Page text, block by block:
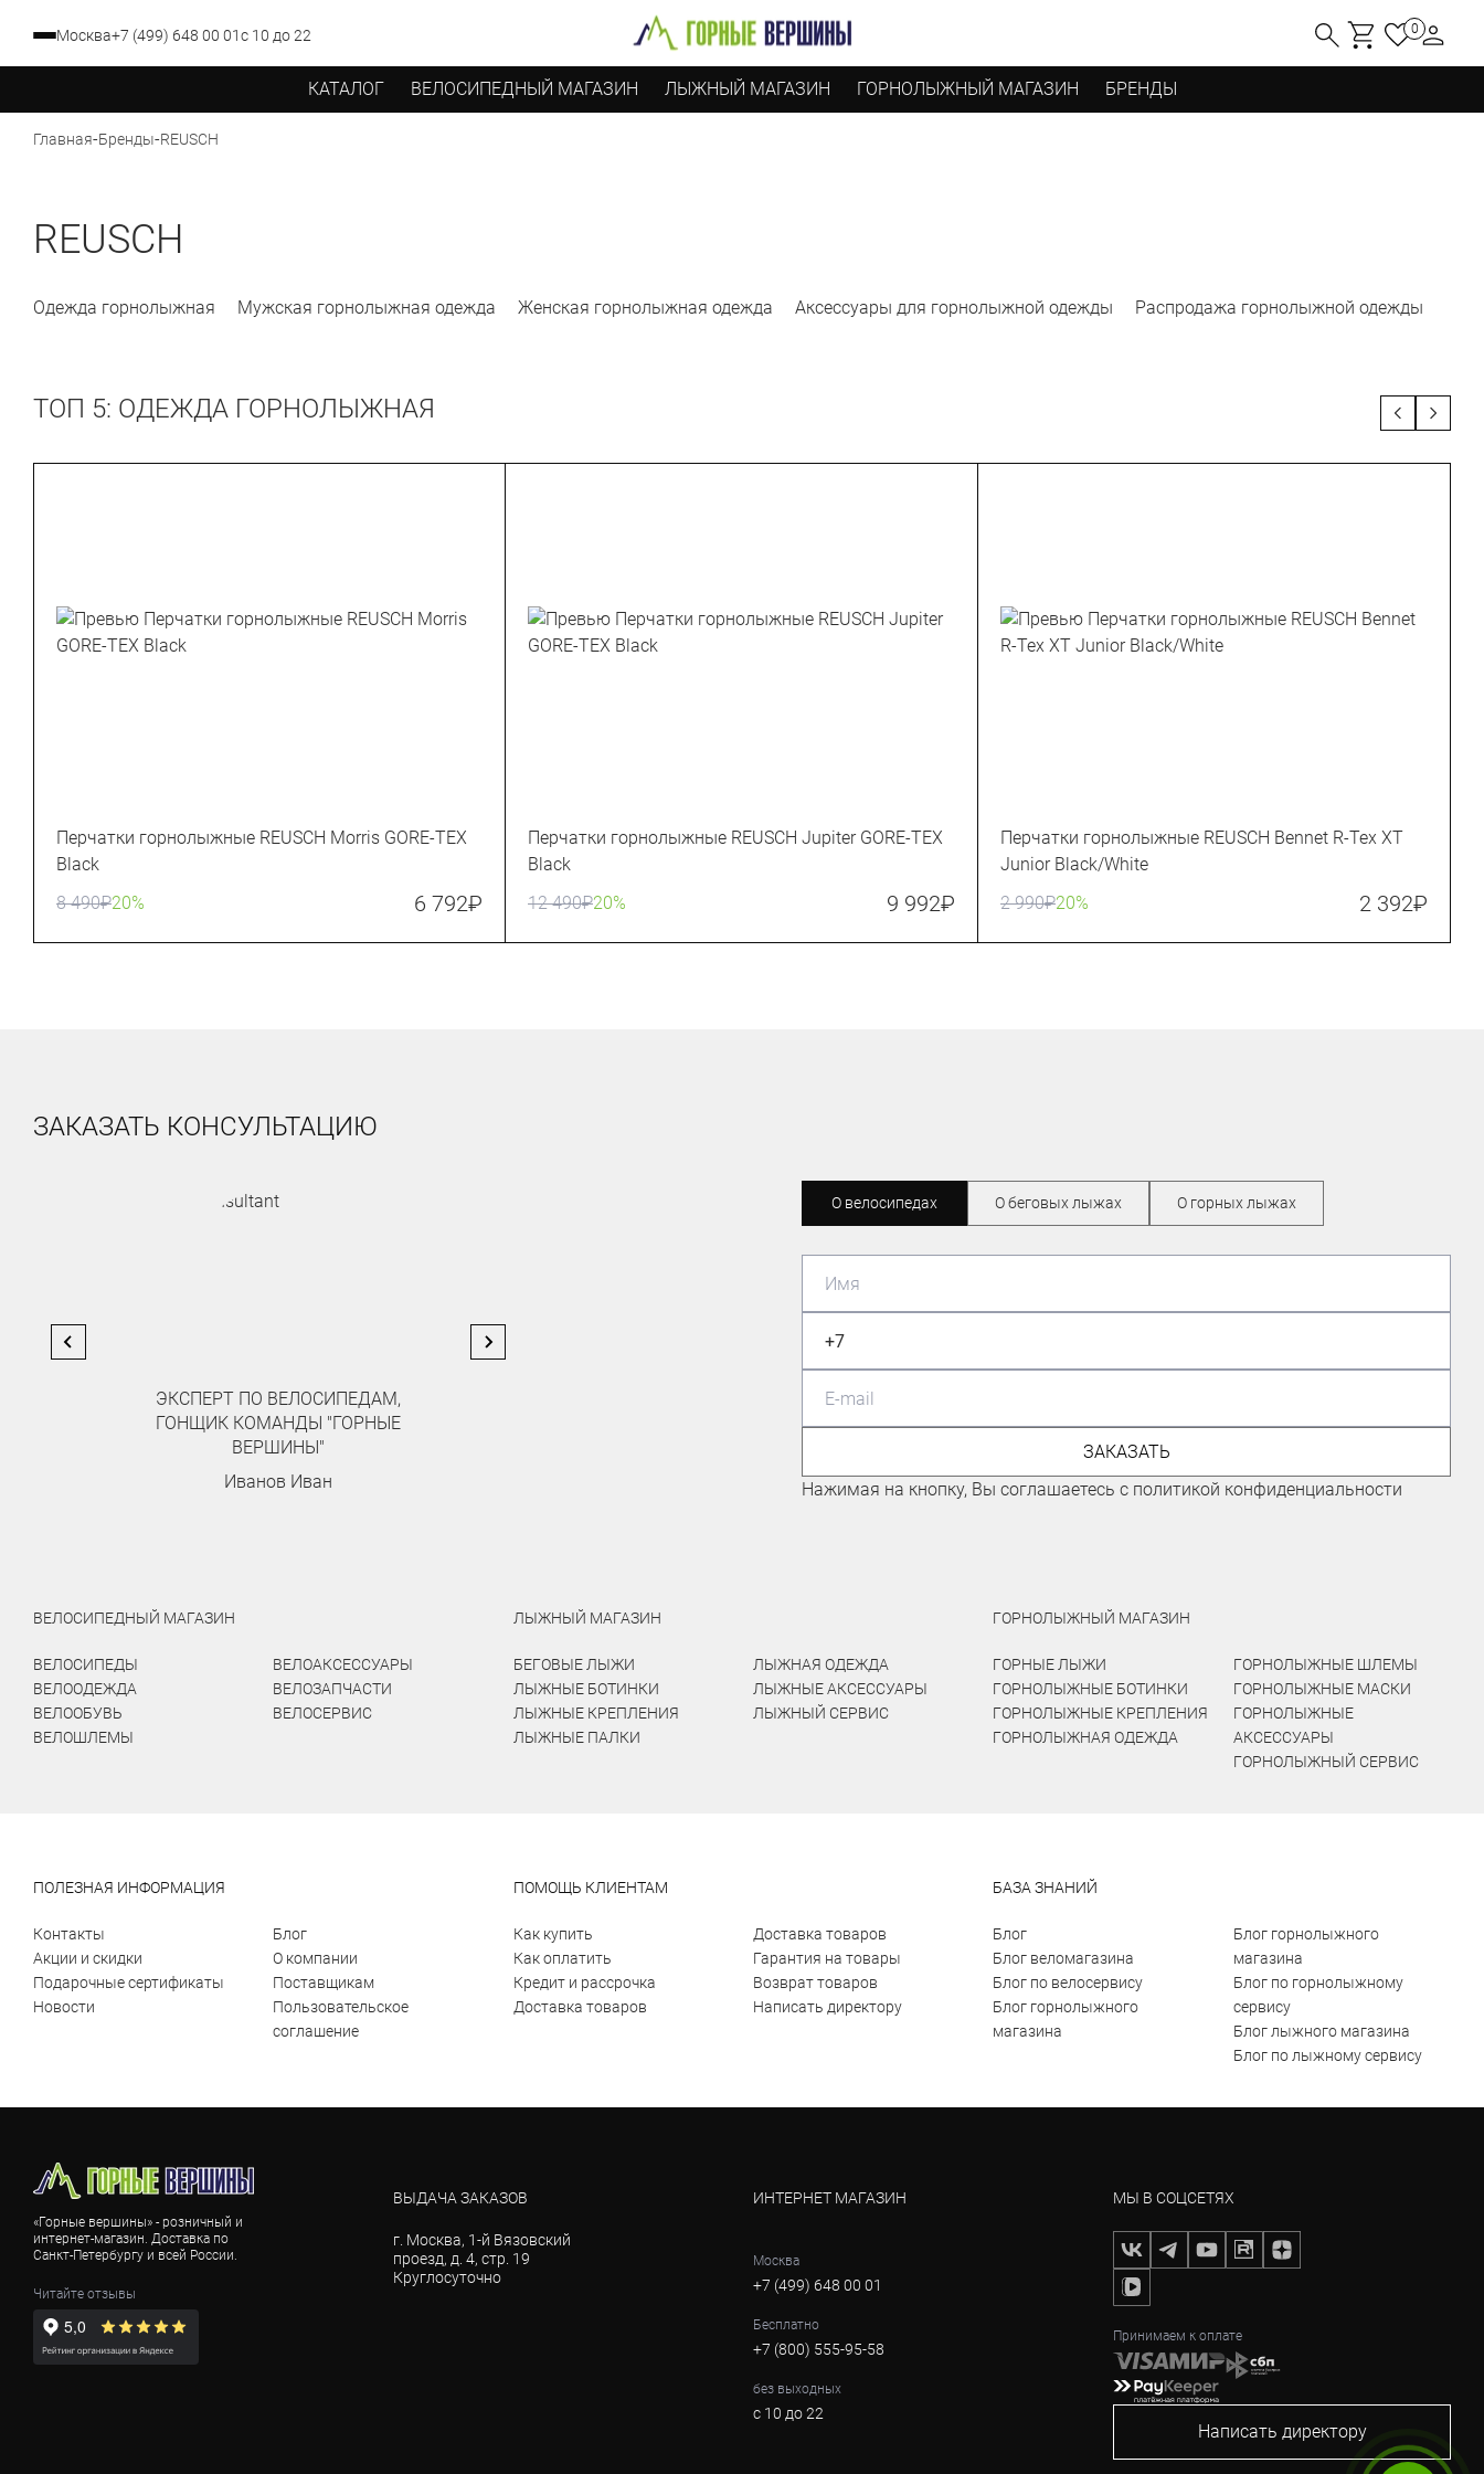
Москва+7 (499) 648 00 01с 10 до 22 0
КАТАЛОГ ВЕЛОСИПЕДНЫЙ МАГАЗИН ЛЫЖНЫЙ МАГАЗИН ГОРНОЛЫЖНЫЙ МАГАЗИН БРЕНДЫ
Главная-Бренды-REUSCH
REUSCH
Одежда горнолыжная Мужская горнолыжная одежда Женская горнолыжная одежда Аксессуары для горнолыжной одежды Распродажа горнолыжной одежды
ТОП 5: ОДЕЖДА ГОРНОЛЫЖНАЯ
Перчатки горнолыжные REUSCH Morris GORE-TEX
Black
8 490₽20% 6 792₽
Перчатки горнолыжные REUSCH Jupiter GORE-TEX
Black
12 490₽20% 9 992₽
Перчатки горнолыжные REUSCH Bennet R-Tex XT
Junior Black/White
2 990₽20% 2 392₽
ЗАКАЗАТЬ КОНСУЛЬТАЦИЮ
О велосипедах О беговых лыжах О горных лыжах
ЭКСПЕРТ ПО ВЕЛОСИПЕДАМ,
ГОНЩИК КОМАНДЫ "ГОРНЫЕ
ВЕРШИНЫ"
Иванов Иван
ВЕЛОСИПЕДИСТ-ЛЮБИТЕЛЬ
Павлошинский Максим
МАУНТИНБАЙКУ
ЗАКАЗАТЬ
Нажимая на кнопку, Вы соглашаетесь с политикой конфиденциальности
ВЕЛОСИПЕДНЫЙ МАГАЗИН
ВЕЛОСИПЕДЫ
ВЕЛООДЕЖДА
ВЕЛООБУВЬ
ВЕЛОШЛЕМЫ
ВЕЛОАКСЕССУАРЫ
ВЕЛОЗАПЧАСТИ
ВЕЛОСЕРВИС
ЛЫЖНЫЙ МАГАЗИН
БЕГОВЫЕ ЛЫЖИ
ЛЫЖНЫЕ БОТИНКИ
ЛЫЖНЫЕ КРЕПЛЕНИЯ
ЛЫЖНЫЕ ПАЛКИ
ЛЫЖНАЯ ОДЕЖДА
ЛЫЖНЫЕ АКСЕССУАРЫ
ЛЫЖНЫЙ СЕРВИС
ГОРНОЛЫЖНЫЙ МАГАЗИН
ГОРНЫЕ ЛЫЖИ
ГОРНОЛЫЖНЫЕ БОТИНКИ
ГОРНОЛЫЖНЫЕ КРЕПЛЕНИЯ
ГОРНОЛЫЖНАЯ ОДЕЖДА
ГОРНОЛЫЖНЫЕ ШЛЕМЫ
ГОРНОЛЫЖНЫЕ МАСКИ
ГОРНОЛЫЖНЫЕ
АКСЕССУАРЫ
ГОРНОЛЫЖНЫЙ СЕРВИС
ПОЛЕЗНАЯ ИНФОРМАЦИЯ
Контакты
Акции и скидки
Подарочные сертификаты
Новости
Блог
О компании
Поставщикам
Пользовательское
соглашение
ПОМОЩЬ КЛИЕНТАМ
Как купить
Как оплатить
Кредит и рассрочка
Доставка товаров
Доставка товаров
Гарантия на товары
Возврат товаров
Написать директору
БАЗА ЗНАНИЙ
Блог
Блог веломагазина
Блог по велосервису
Блог горнолыжного
магазина
Блог горнолыжного
магазина
Блог по горнолыжному
сервису
Блог лыжного магазина
Блог по лыжному сервису
«Горные вершины» - розничный и
интернет-магазин. Доставка по
Санкт-Петербургу и всей России.
Читайте отзывы
ВЫДАЧА ЗАКАЗОВ
г. Москва, 1-й Вязовский
проезд, д. 4, стр. 19
Круглосуточно
ИНТЕРНЕТ МАГАЗИН
Москва
+7 (499) 648 00 01
Бесплатно
+7 (800) 555-95-58
без выходных
с 10 до 22
МЫ В СОЦСЕТЯХ
Принимаем к оплате
Написать директору